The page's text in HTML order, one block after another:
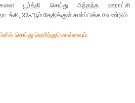
பூா்த்தி செய்து அந்தந்த ஊராட்சி
22-ஆம் தேதிக்குள் சமா்ப்பிக்க வேண்டும்.
செய்து தெரிந்துகொள்ளவும்.